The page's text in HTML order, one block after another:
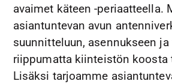
avaimet käteen -periaatteella.
asiantuntevan avun
suunnitteluun, asennukseen
riippumatta kiinteistön koosta
Lisäksi tarjoamme